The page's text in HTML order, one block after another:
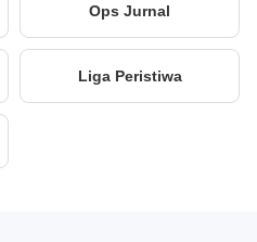
Ops Jurnal
Liga Peristiwa